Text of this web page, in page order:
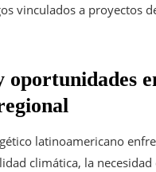
vinculados a proyectos
oportunidades
latinoamericano
climática, la necesidad